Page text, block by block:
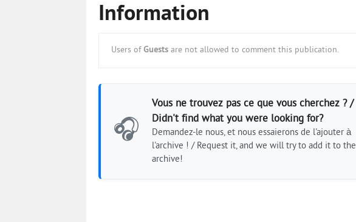
Information
Users of Guests are not allowed to comment this publication.
🎧
Vous ne trouvez pas ce que vous cherchez ? /
Didn't find what you were looking for?
Demandez-le nous, et nous essaierons de l'ajouter à
l'archive ! / Request it, and we will try to add it to the
archive!